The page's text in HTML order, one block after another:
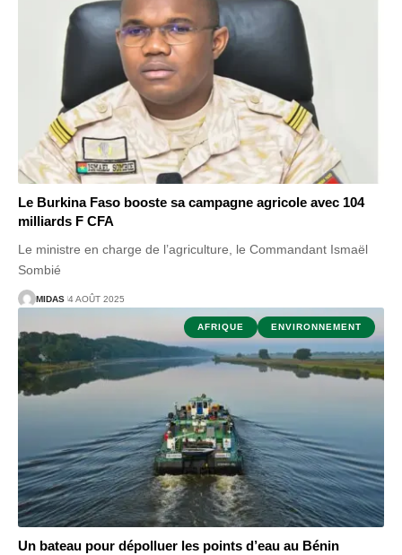
Le Burkina Faso booste sa campagne agricole avec 104
milliards F CFA
Le ministre en charge de l’agriculture, le Commandant Ismaël
Sombié
MIDAS 4 AOÛT 2025
AFRIQUE ENVIRONNEMENT
Un bateau pour dépolluer les points d’eau au Bénin